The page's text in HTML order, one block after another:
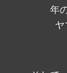
年
ヤ